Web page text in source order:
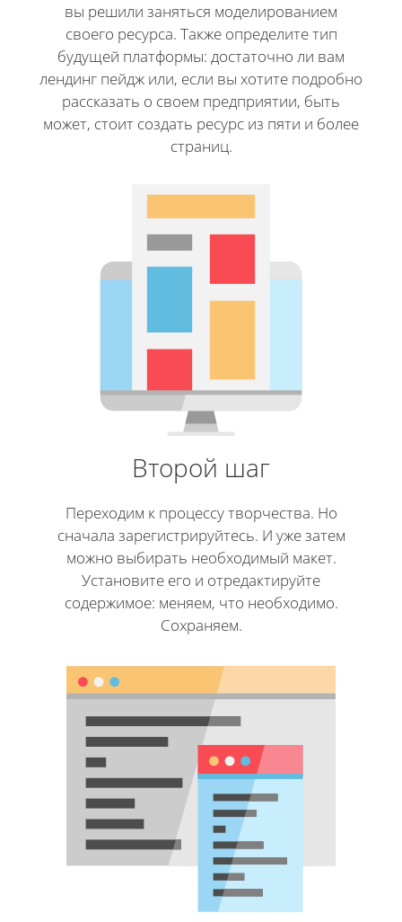
вы решили заняться моделированием
своего ресурса. Также определите тип
будущей платформы: достаточно ли вам
лендинг пейдж или, если вы хотите подробно
рассказать о своем предприятии, быть
может, стоит создать ресурс из пяти и более
страниц.
Второй шаг
Переходим к процессу творчества. Но
сначала зарегистрируйтесь. И уже затем
можно выбирать необходимый макет.
Установите его и отредактируйте
содержимое: меняем, что необходимо.
Сохраняем.